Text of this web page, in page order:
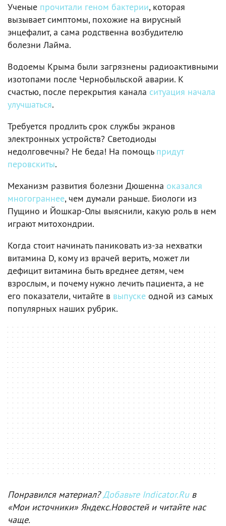
Ученые прочитали геном бактерии, которая
вызывает симптомы, похожие на вирусный
энцефалит, а сама родственна возбудителю
болезни Лайма.
Водоемы Крыма были загрязнены радиоактивными
изотопами после Чернобыльской аварии. К
счастью, после перекрытия канала ситуация начала
улучшаться.
Требуется продлить срок службы экранов
электронных устройств? Светодиоды
недолговечны? Не беда! На помощь придут
перовскиты.
Механизм развития болезни Дюшенна оказался
многограннее, чем думали раньше. Биологи из
Пущино и Йошкар-Олы выяснили, какую роль в нем
играют митохондрии.
Когда стоит начинать паниковать из-за нехватки
витамина D, кому из врачей верить, может ли
дефицит витамина быть вреднее детям, чем
взрослым, и почему нужно лечить пациента, а не
его показатели, читайте в выпуске одной из самых
популярных наших рубрик.
Понравился материал?Добавьте Indicator.Ruв
«Мои источники» Яндекс.Новостей и читайте нас
чаще.